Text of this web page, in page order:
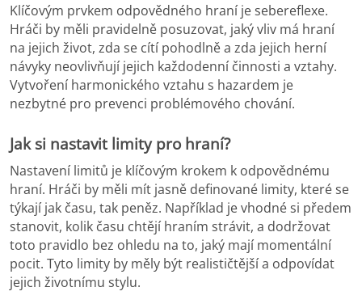
Klíčovým prvkem odpovědného hraní je sebereflexe.
Hráči by měli pravidelně posuzovat, jaký vliv má hraní
na jejich život, zda se cítí pohodlně a zda jejich herní
návyky neovlivňují jejich každodenní činnosti a vztahy.
Vytvoření harmonického vztahu s hazardem je
nezbytné pro prevenci problémového chování.
Jak si nastavit limity pro hraní?
Nastavení limitů je klíčovým krokem k odpovědnému
hraní. Hráči by měli mít jasně definované limity, které se
týkají jak času, tak peněz. Například je vhodné si předem
stanovit, kolik času chtějí hraním strávit, a dodržovat
toto pravidlo bez ohledu na to, jaký mají momentální
pocit. Tyto limity by měly být realističtější a odpovídat
jejich životnímu stylu.